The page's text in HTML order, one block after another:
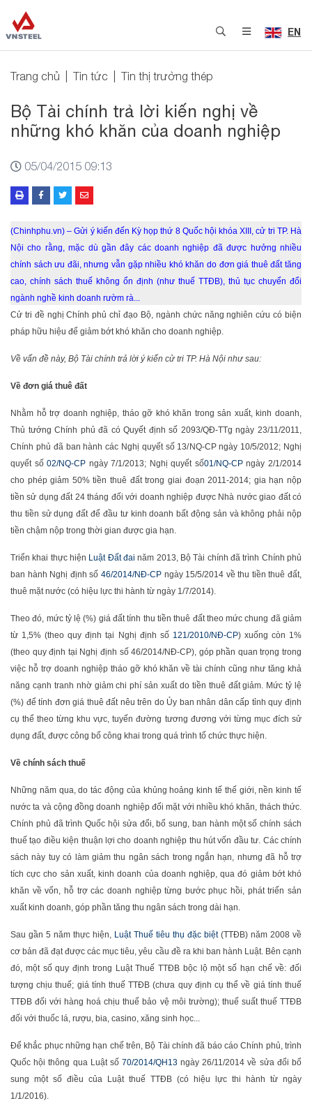
EN
Trang chủ Tin tức Tin thị trường thép
Bộ Tài chính trả lời kiến nghị về
những khó khăn của doanh nghiệp
05/04/2015 09:13
(Chinhphu.vn) – Gửi ý kiến đến Kỳ họp thứ 8 Quốc hội khóa XIII, cử tri TP. Hà
Nội cho rằng, mặc dù gần đây các doanh nghiệp đã được hưởng nhiều
chính sách ưu đãi, nhưng vẫn gặp nhiều khó khăn do đơn giá thuê đất tăng
cao, chính sách thuế không ổn định (như thuế TTĐB), thủ tục chuyển đổi
ngành nghề kinh doanh rườm rà...
Cử tri đề nghị Chính phủ chỉ đạo Bộ, ngành chức năng nghiên cứu có biện
pháp hữu hiệu để giảm bớt khó khăn cho doanh nghiệp.
Về vấn đề này, Bộ Tài chính trả lời ý kiến cử tri TP. Hà Nội như sau:
Về đơn giá thuê đất
Nhằm hỗ trợ doanh nghiệp, tháo gỡ khó khăn trong sản xuất, kinh doanh,
Thủ tướng Chính phủ đã có Quyết định số 2093/QĐ-TTg ngày 23/11/2011,
Chính phủ đã ban hành các Nghị quyết số 13/NQ-CP ngày 10/5/2012; Nghị
quyết số02/NQ-CP ngày 7/1/2013; Nghị quyết số01/NQ-CPngày 2/1/2014
cho phép giảm 50% tiền thuê đất trong giai đoạn 2011-2014; gia hạn nộp
tiền sử dụng đất 24 tháng đối với doanh nghiệp được Nhà nước giao đất có
thu tiền sử dụng đất để đầu tư kinh doanh bất động sản và không phải nộp
tiền chậm nộp trong thời gian được gia hạn.
Triển khai thực hiện Luật Đất đai năm 2013, Bộ Tài chính đã trình Chính phủ
ban hành Nghị định số 46/2014/NĐ-CPngày 15/5/2014 về thu tiền thuê đất,
thuê mặt nước (có hiệu lực thi hành từ ngày 1/7/2014).
Theo đó, mức tỷ lệ (%) giá đất tính thu tiền thuê đất theo mức chung đã giảm
từ 1,5% (theo quy định tại Nghị định số 121/2010/NĐ-CP) xuống còn 1%
(theo quy định tại Nghị định số 46/2014/NĐ-CP), góp phần quan trọng trong
việc hỗ trợ doanh nghiệp tháo gỡ khó khăn về tài chính cũng như tăng khả
năng cạnh tranh nhờ giảm chi phí sản xuất do tiền thuê đất giảm. Mức tỷ lệ
(%) để tính đơn giá thuê đất nêu trên do Ủy ban nhân dân cấp tỉnh quy định
cụ thể theo từng khu vực, tuyến đường tương đương với từng mục đích sử
dụng đất, được công bố công khai trong quá trình tổ chức thực hiện.
Về chính sách thuế
Những năm qua, do tác động của khủng hoảng kinh tế thế giới, nền kinh tế
nước ta và cộng đồng doanh nghiệp đối mặt với nhiều khó khăn, thách thức.
Chính phủ đã trình Quốc hội sửa đổi, bổ sung, ban hành một số chính sách
thuế tạo điều kiện thuận lợi cho doanh nghiệp thu hút vốn đầu tư. Các chính
sách này tuy có làm giảm thu ngân sách trong ngắn hạn, nhưng đã hỗ trợ
tích cực cho sản xuất, kinh doanh của doanh nghiệp, qua đó giảm bớt khó
khăn về vốn, hỗ trợ các doanh nghiệp từng bước phục hồi, phát triển sản
xuất kinh doanh, góp phần tăng thu ngân sách trong dài hạn.
Sau gần 5 năm thực hiện, Luật Thuế tiêu thụ đặc biệt(TTĐB) năm 2008 về
cơ bản đã đạt được các mục tiêu, yêu cầu đề ra khi ban hành Luật. Bên cạnh
đó, một số quy định trong Luật Thuế TTĐB bộc lộ một số hạn chế về: đối
tượng chịu thuế; giá tính thuế TTĐB (chưa quy định cụ thể về giá tính thuế
TTĐB đối với hàng hoá chịu thuế bảo vệ môi trường); thuế suất thuế TTĐB
đối với thuốc lá, rượu, bia, casino, xăng sinh học...
Để khắc phục những hạn chế trên, Bộ Tài chính đã báo cáo Chính phủ, trình
Quốc hội thông qua Luật số 70/2014/QH13 ngày 26/11/2014 về sửa đổi bổ
sung một số điều của Luật thuế TTĐB (có hiệu lực thi hành từ ngày
1/1/2016).